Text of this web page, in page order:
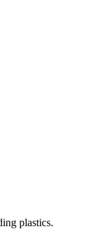
plastics.